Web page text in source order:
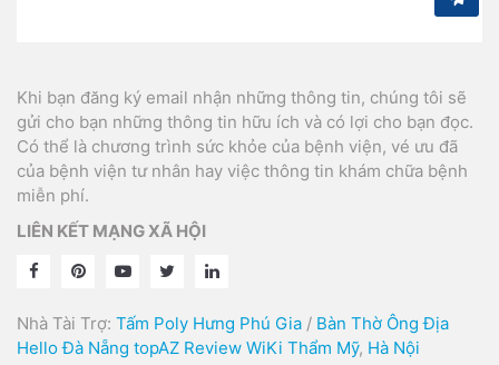
Khi bạn đăng ký email nhận những thông tin, chúng tôi sẽ
gửi cho bạn những thông tin hữu ích và có lợi cho bạn đọc.
Có thể là chương trình sức khỏe của bệnh viện, vé ưu đã
của bệnh viện tư nhân hay việc thông tin khám chữa bệnh
miễn phí.
LIÊN KẾT MẠNG XÃ HỘI
Nhà Tài Trợ: Tấm Poly Hưng Phú Gia / Bàn Thờ Ông Địa
Hello Đà Nẵng topAZ Review WiKi Thẩm Mỹ, Hà Nội